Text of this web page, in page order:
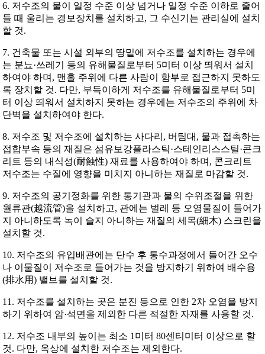
6. 저수조의 물이 일정 수준 이상 넘거나 일정 수준 이하로 줄어
들 때 울리는 경보장치를 설치하고, 그 수신기는 관리실에 설치
할 것.
7. 건축물 또는 시설 외부의 땅밑에 저수조를 설치하는 경우에
는 분뇨·쓰레기 등의 유해물질로부터 5미터 이상 띄워서 설치
하여야 하며, 맨홀 주위에 다른 사람이 함부로 접근하지 못하도
록 장치할 것. 다만, 부득이하게 저수조를 유해물질로부터 5미
터 이상 띄워서 설치하지 못하는 경우에는 저수조의 주위에 차
단벽을 설치하여야 한다.
8. 저수조 및 저수조에 설치하는 사다리, 버팀대, 물과 접촉하는
접합부속 등의 재질은 섬유보강플라스틱·스테인리스스틸·콘크
리트 등의 내식성(耐蝕性) 재료를 사용하여야 하며, 콘크리트
저수조는 수질에 영향을 미치지 아니하는 재질로 마감할 것.
9. 저수조의 공기정화를 위한 통기관과 물의 수위조절을 위한
월류관(越流管)을 설치하고, 관에는 벌레 등 오염물질이 들어가
지 아니하도록 녹이 슬지 아니하는 재질의 세목(細木) 스크린을
설치할 것.
10. 저수조의 유입배관에는 단수 후 통수과정에서 들어간 오수
나 이물질이 저수조로 들어가는 것을 방지하기 위하여 배수용
(排水用) 밸브를 설치할 것.
11. 저수조를 설치하는 곳은 분진 등으로 인한 2차 오염을 방지
하기 위하여 암·석면을 제외한 다른 적절한 자재를 사용할 것.
12. 저수조 내부의 높이는 최소 1미터 80센티미터 이상으로 할
것. 다만, 옥상에 설치한 저수조는 제외한다.